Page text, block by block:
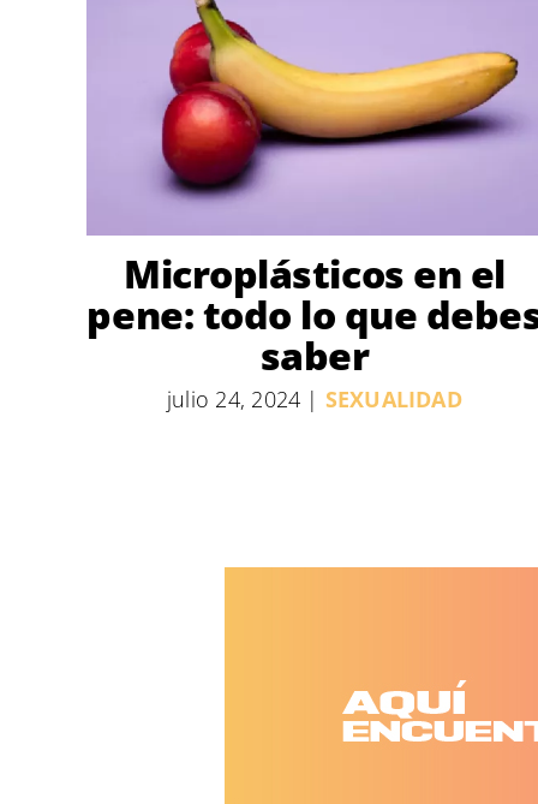
Microplásticos en el
pene: todo lo que
saber
julio 24, 2024 | SEXUALIDAD